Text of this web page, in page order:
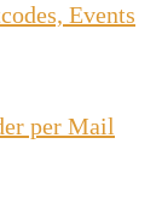
Events
per Mail